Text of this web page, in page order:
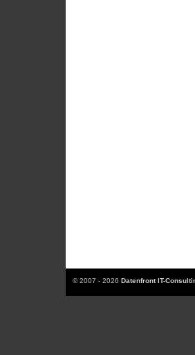
© 2007 - 2026 Datenfront IT-